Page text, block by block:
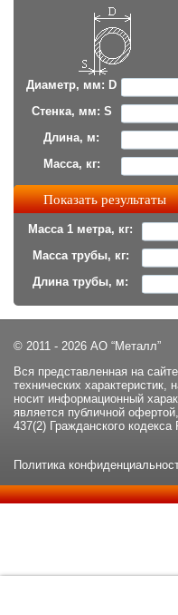
Диаметр, мм: D
Стенка, мм: S
Длина, м:
Масса, кг:
Масса 1 метра, кг:
Масса трубы, кг:
Длина трубы, м:
© 2011 - 2026 АО “Металл”
Вся представленная на
технических характеристик,
носит информационный
является публичной
437(2) Гражданского
Политика